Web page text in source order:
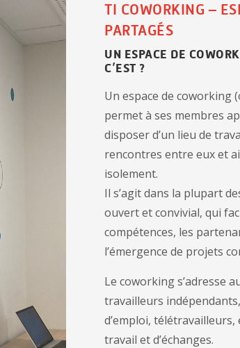
TI COWORKING –
PARTAGÉS
UN ESPACE DE
C’EST ?
Un espace de coworking
permet à ses membres
disposer d’un lieu de
rencontres entre eux et
isolement.
Il s’agit dans la plupart
ouvert et convivial, qui
compétences, les
l’émergence de projets
Le coworking s’adresse
travailleurs
d’emploi, télétravailleurs,
travail et d’échanges.